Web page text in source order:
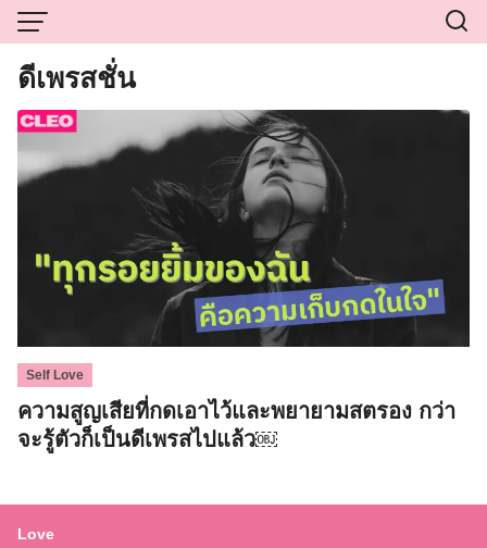
Skip
to
content
ดีเพรสชั่น
Self Love
ความสูญเสียที่กดเอาไว้และพยายามสตรอง กว่า
จะรู้ตัวก็เป็นดีเพรสไปแล้ว￼
Love